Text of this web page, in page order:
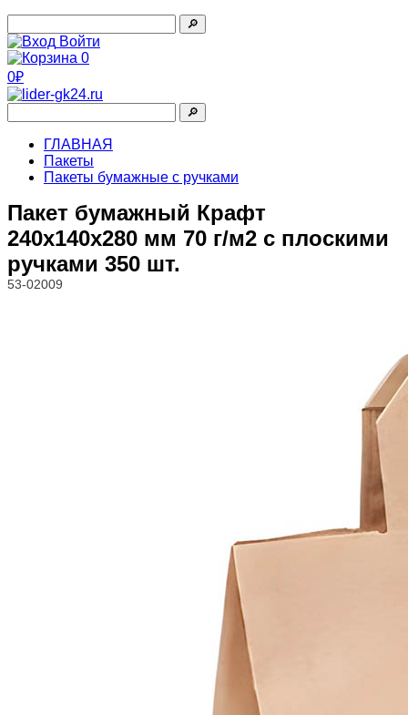
🔎︎
Войти
0
0₽
🔎︎
ГЛАВНАЯ
Пакеты
Пакеты бумажные с ручками
Пакет бумажный Крафт
240х140х280 мм 70 г/м2 с плоскими
ручками 350 шт.
53-02009